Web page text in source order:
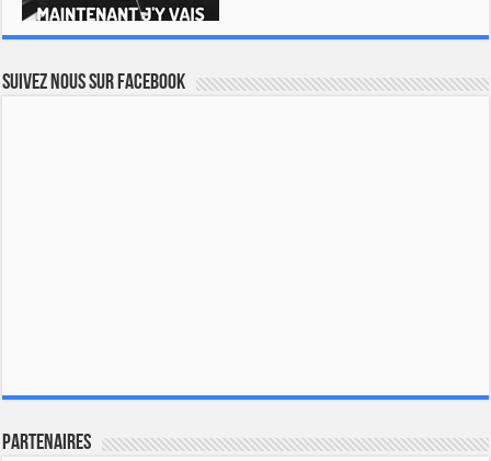
Suivez nous sur Facebook
Partenaires